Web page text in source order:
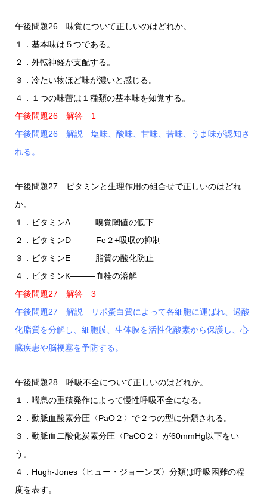
午後問題26 味覚について正しいのはどれか。
１．基本味は５つである。
２．外転神経が支配する。
３．冷たい物ほど味が濃いと感じる。
４．１つの味蕾は１種類の基本味を知覚する。
午後問題26 解答 1
午後問題26 解説 塩味、酸味、甘味、苦味、うま味が認知さ
れる。
午後問題27 ビタミンと生理作用の組合せで正しいのはどれ
か。
１．ビタミンA―――嗅覚閾値の低下
２．ビタミンD―――Fe２+吸収の抑制
３．ビタミンE―――脂質の酸化防止
４．ビタミンK―――血栓の溶解
午後問題27 解答 3
午後問題27 解説 リポ蛋白質によって各細胞に運ばれ、過酸
化脂質を分解し、細胞膜、生体膜を活性化酸素から保護し、心
臓疾患や脳梗塞を予防する。
午後問題28 呼吸不全について正しいのはどれか。
１．喘息の重積発作によって慢性呼吸不全になる。
２．動脈血酸素分圧〈PaO２〉で２つの型に分類される。
３．動脈血二酸化炭素分圧〈PaCO２〉が60mmHg以下をい
う。
４．Hugh-Jones〈ヒュー・ジョーンズ〉分類は呼吸困難の程
度を表す。